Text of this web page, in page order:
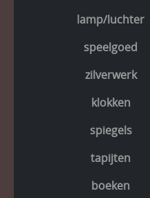
lamp/luchter
speelgoed
zilverwerk
klokken
spiegels
tapijten
boeken